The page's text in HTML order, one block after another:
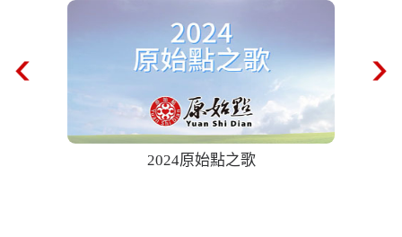
68歲奶奶中風半癱！ 「薑泥推背」41天